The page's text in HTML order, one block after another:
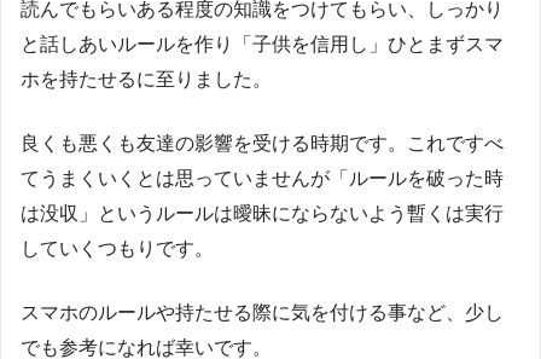
SNSへの投稿はダメ（ゲームでの利用は決められたゲー
ム時間でのみ使用可能）
ット検索や動画などでの利用は原則不可 ※外ではメ
ール（LINE）、音楽、友達との写真（動画）のみとする
・友達との連絡先の交換はパパかママが許可した場合の
・友達とのLINE等で悪口を書いたり嫌な事はしない
読んでもらいある程度の知識をつけてもらい、しっかり
と話しあいルールを作り「子供を信用し」ひとまずスマ
ホを持たせるに至りました。
良くも悪くも友達の影響を受ける時期です。これですべ
てうまくいくとは思っていませんが「ルールを破った時
は没収」というルールは曖昧にならないよう暫くは実行
していくつもりです。
スマホのルールや持たせる際に気を付ける事など、少し
でも参考になれば幸いです。